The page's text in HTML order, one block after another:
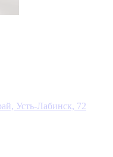
Усть-Лабинск, 72